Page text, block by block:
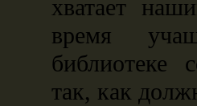
хватает
время
библиотеке
так, как